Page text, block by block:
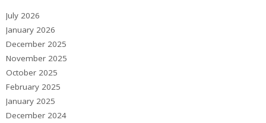
July 2026
January 2026
December 2025
November 2025
October 2025
February 2025
January 2025
December 2024